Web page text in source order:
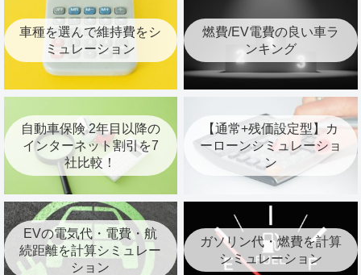
車種を選んで維持費をシ
ミュレーション
燃費/EV電費の良い車ラ
ンキング
自動車保険 2年目以降の
インターネット割引を7
社比較！
【通常+残価設定型】カ
ーローンシミュレーショ
ン
EVの電気代・電費・航
続距離を計算シミュレー
ション
ガソリン代・燃費を計算
シミュレーション